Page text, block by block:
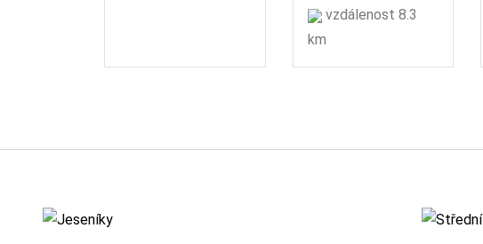
vzdálenost 8.3
km